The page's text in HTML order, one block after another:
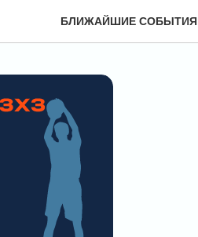
БЛИЖАЙШИЕ СОБЫТИЯ